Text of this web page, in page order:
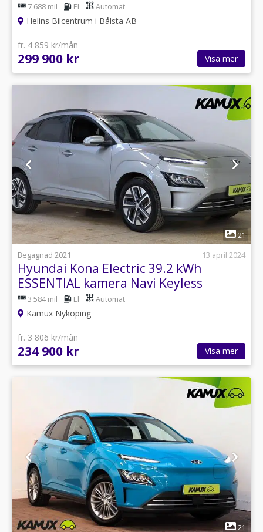
7 688 mil El Automat
Helins Bilcentrum i Bålsta AB
fr. 4 859 kr/mån
299 900 kr Visa mer
1
21
Begagnad 2021
13 april 2024
Hyundai Kona Electric 39.2 kWh
ESSENTIAL kamera Navi Keyless
3 584 mil El Automat
Kamux Nyköping
fr. 3 806 kr/mån
234 900 kr Visa mer
21